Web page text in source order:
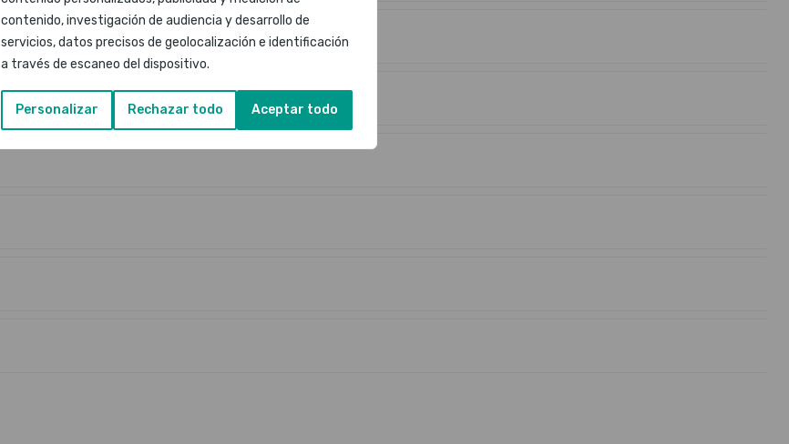
contenido, investigación de audiencia y desarrollo de
servicios, datos precisos de geolocalización e identificación
a través de escaneo del dispositivo.
Personalizar Rechazar todo Aceptar todo